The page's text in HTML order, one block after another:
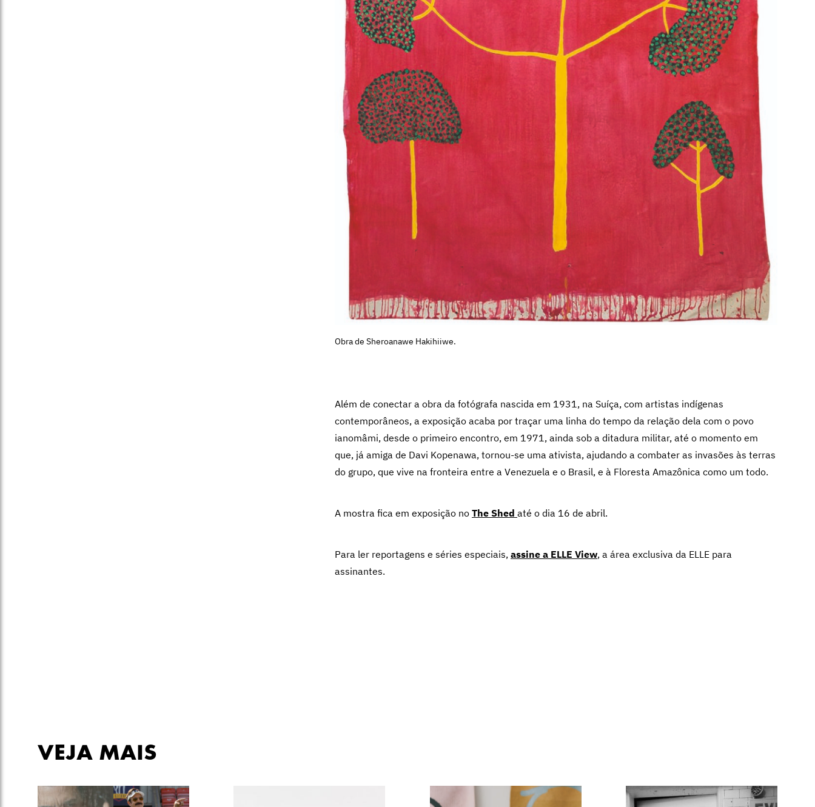
Obra de Sheroanawe Hakihiiwe.
Além de conectar a obra da fotógrafa nascida em 1931, na Suíça, com artistas indígenas
contemporâneos, a exposição acaba por traçar uma linha do tempo da relação dela com o povo
ianomâmi, desde o primeiro encontro, em 1971, ainda sob a ditadura militar, até o momento em
que, já amiga de Davi Kopenawa, tornou-se uma ativista, ajudando a combater as invasões às terras
do grupo, que vive na fronteira entre a Venezuela e o Brasil, e à Floresta Amazônica como um todo.
A mostra fica em exposição no The Shed até o dia 16 de abril.
Para ler reportagens e séries especiais, assine a ELLE View, a área exclusiva da ELLE para
assinantes.
VEJA MAIS